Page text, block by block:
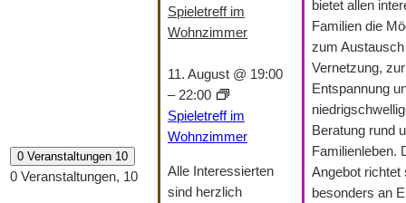
0 Veranstaltungen 10
0 Veranstaltungen, 10
Spieletreff im
Wohnzimmer
11. August @ 19:00
–22:00
Spieletreff im
Wohnzimmer
Alle Interessierten
sind herzlich
bietet allen
Familien die
zum
Vernetzung, zur
Entspannung
Beratung rund
Familienleben.
Angebot richtet
besonders an